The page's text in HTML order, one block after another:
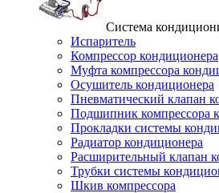
Система
Испаритель
Компрессор кондиционера
Муфта компрессора
Осушитель кондиционера
Пневматический клапан
Подшипник компрессора
Прокладки системы
Радиатор кондиционера
Расширительный клапан
Трубки системы
Шкив компрессора